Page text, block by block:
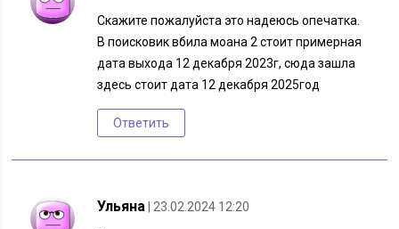
Скажите пожалуйста это надеюсь опечатка.
В поисковик вбила моана 2 стоит примерная
дата выхода 12 декабря 2023г, сюда зашла
здесь стоит дата 12 декабря 2025год
Ответить
Ульяна | 23.02.2024 12:20